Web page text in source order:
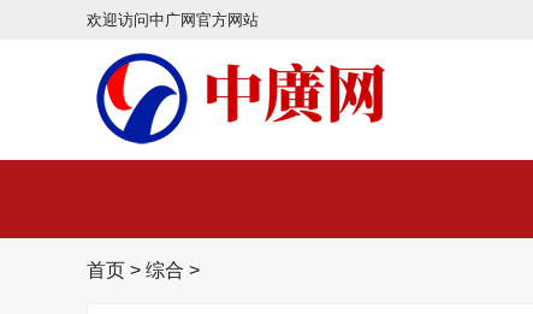
欢迎访问中广网官方网站
首页 > 综合 >